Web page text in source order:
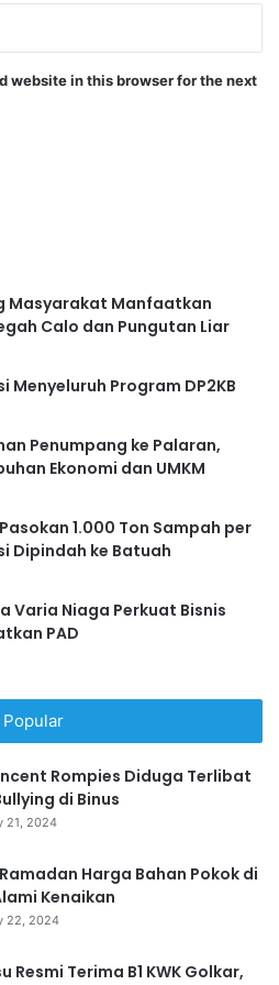
website in this browser for the next
Masyarakat Manfaatkan
Calo dan Pungutan Liar
Menyeluruh Program DP2KB
Penumpang ke Palaran,
Ekonomi dan UMKM
1.000 Ton Sampah per
Dipindah ke Batuah
Varia Niaga Perkuat Bisnis
PAD
Popular
Rompies Diduga Terlibat
di Binus
21, 2024
Harga Bahan Pokok di
Kenaikan
22, 2024
Resmi Terima B1 KWK Golkar,